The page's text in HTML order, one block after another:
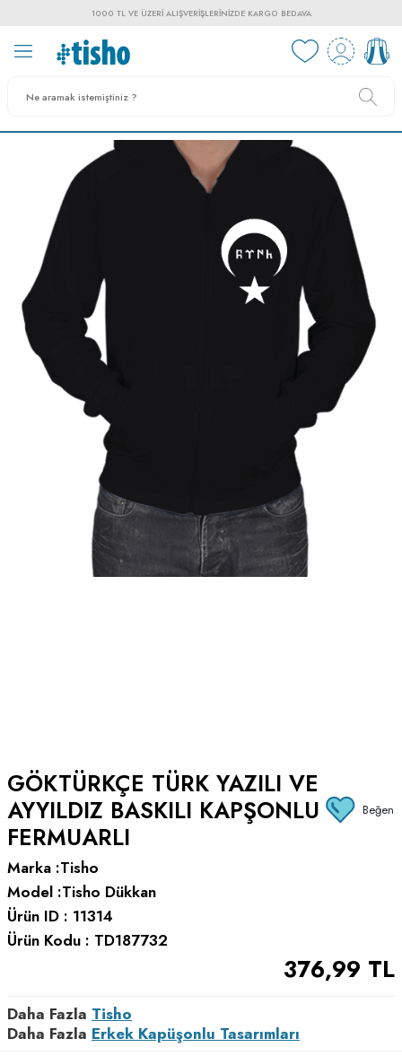
1000 TL VE ÜZERI ALIŞVERIŞLERINIZDE KARGO BEDAVA
GÖKTÜRKÇE TÜRK YAZILI VE
AYYILDIZ BASKILI KAPŞONLU
FERMUARLI
Beğen
Marka :Tisho
Model :Tisho Dükkan
Ürün ID : 11314
Ürün Kodu : TD187732
376,99 TL
Daha Fazla Tisho
Daha Fazla Erkek Kapüşonlu Tasarımları